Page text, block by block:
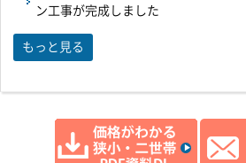
ン工事が完成しました
もっと見る